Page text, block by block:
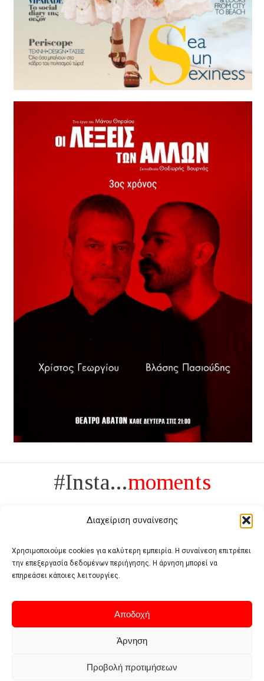
Διαχείριση συναίνεσης
Χρησιμοποιούμε cookies για καλύτερη εμπειρία. Η συναίνεση επιτρέπει
την επεξεργασία δεδομένων περιήγησης. Η άρνηση μπορεί να
επηρεάσει κάποιες λειτουργίες.
Αποδοχή
Άρνηση
Προβολή προτιμήσεων
#Insta...moments
Πολυτέλεια δεν είναι το αντίθετο της ανέχειας, είναι το αντίθετο της
Terms of use Privacy policy Cookie policy